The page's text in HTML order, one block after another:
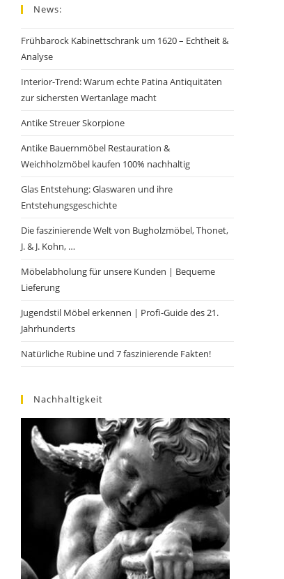
News:
Frühbarock Kabinettschrank um 1620 – Echtheit &
Analyse
Interior-Trend: Warum echte Patina Antiquitäten
zur sichersten Wertanlage macht
Antike Streuer Skorpione
Antike Bauernmöbel Restauration &
Weichholzmöbel kaufen 100% nachhaltig
Glas Entstehung: Glaswaren und ihre
Entstehungsgeschichte
Die faszinierende Welt von Bugholzmöbel, Thonet,
J. & J. Kohn, …
Möbelabholung für unsere Kunden | Bequeme
Lieferung
Jugendstil Möbel erkennen | Profi-Guide des 21.
Jahrhunderts
Natürliche Rubine und 7 faszinierende Fakten!
Nachhaltigkeit